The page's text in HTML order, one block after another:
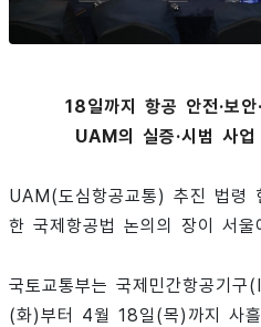
18일까지 항공 안전·보
UAM의 실증·시범 사
UAM(도심항공교통) 추진 법령
한 국제항공법 논의의 장이 서울
국토교통부는 국제민간항공기
(화)부터 4월 18일(목)까지 사